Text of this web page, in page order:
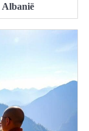
Albanië